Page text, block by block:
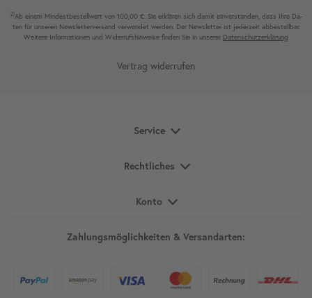
2)Ab einem Mindest­bestell­wert von 100,00 €. Sie erklären sich damit ein­ver­standen, dass Ihre Da­
ten für unseren News­letter­versand ver­wen­det werden. Der News­letter ist jeder­zeit ab­bestel­lbar.
Weitere Infor­mationen und Wider­rufshin­weise finden Sie in unserer Daten­schutz­erklärung
Vertrag widerrufen
Service
Rechtliches
Konto
Zahlungsmöglichkeiten & Versandarten: